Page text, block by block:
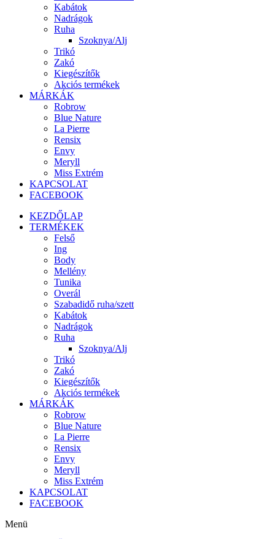
Kabátok
Nadrágok
Ruha
Szoknya/Alj
Trikó
Zakó
Kiegészítők
Akciós termékek
MÁRKÁK
Robrow
Blue Nature
La Pierre
Rensix
Envy
Meryll
Miss Extrém
KAPCSOLAT
FACEBOOK
KEZDŐLAP
TERMÉKEK
Felső
Ing
Body
Mellény
Tunika
Overál
Szabadidő ruha/szett
Kabátok
Nadrágok
Ruha
Szoknya/Alj
Trikó
Zakó
Kiegészítők
Akciós termékek
MÁRKÁK
Robrow
Blue Nature
La Pierre
Rensix
Envy
Meryll
Miss Extrém
KAPCSOLAT
FACEBOOK
Menü